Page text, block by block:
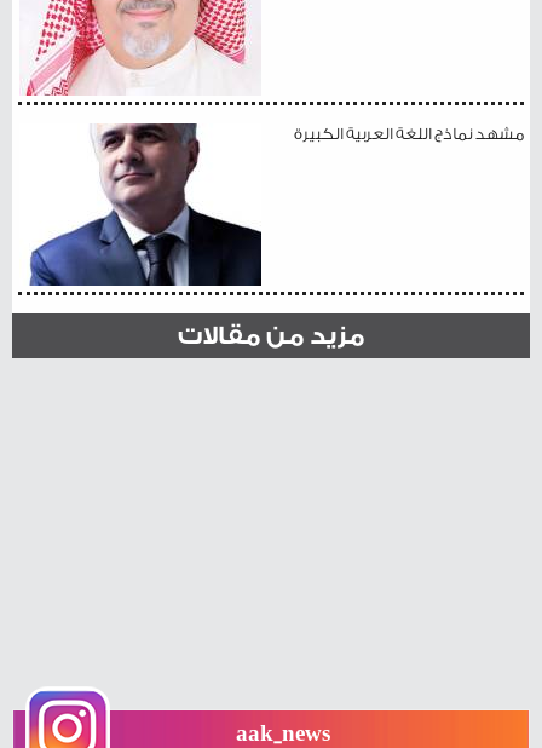
مشهد نماذج اللغة العربية الكبيرة
مزيد من مقالات
aak_news